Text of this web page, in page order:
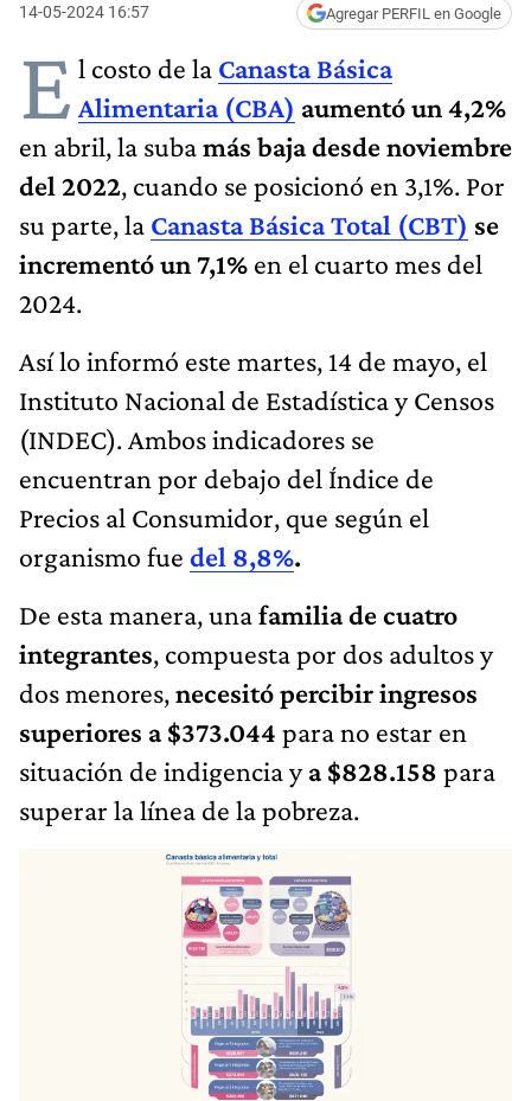
E Alimentaria (CBA)aumentó un 4,2%
en abril, la subamás baja desde noviembre
del 2022, cuando se posicionó en 3,1%. Por
su parte, laCanasta Básica Total (CBT)se
incrementó un 7,1%en el cuarto mes del
2024.
Instituto Nacional de Estadística y Censos
(INDEC). Ambos indicadores se
encuentran por debajo del Índice de
Precios al Consumidor, que según el
organismo fuedel 8,8%.
integrantes, compuesta por dos adultos y
dos menores,necesitó percibir ingresos
superiores a $373.044para no estar en
situación de indigencia ya $828.158para
superar la línea de la pobreza.